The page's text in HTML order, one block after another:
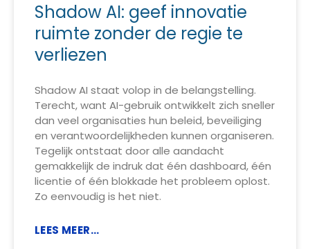
Shadow AI: geef innovatie
ruimte zonder de regie te
verliezen
Shadow AI staat volop in de belangstelling.
Terecht, want AI-gebruik ontwikkelt zich sneller
dan veel organisaties hun beleid, beveiliging
en verantwoordelijkheden kunnen organiseren.
Tegelijk ontstaat door alle aandacht
gemakkelijk de indruk dat één dashboard, één
licentie of één blokkade het probleem oplost.
Zo eenvoudig is het niet.
LEES MEER...